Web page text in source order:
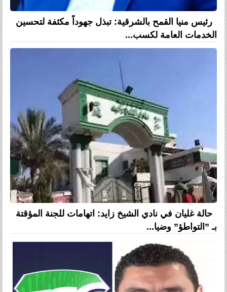
رئيس منيا القمح بالشرقية: تبذل جهوداً مكثفة لتحسين
الخدمات العامة لكسب...
حالة غليان في نادي الشيخ زايد: اتهامات للجنة المؤقتة
بـ ”التواطؤ” وضيا...